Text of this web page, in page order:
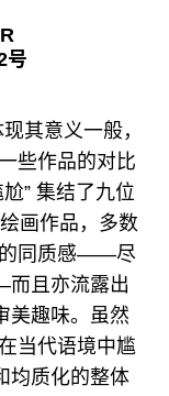
号
其意义一般，
些作品的对比
” 集结了九位
画作品，多数
的同质感——尽
而且亦流露出
美趣味。虽然
当代语境中尴
均质化的整体